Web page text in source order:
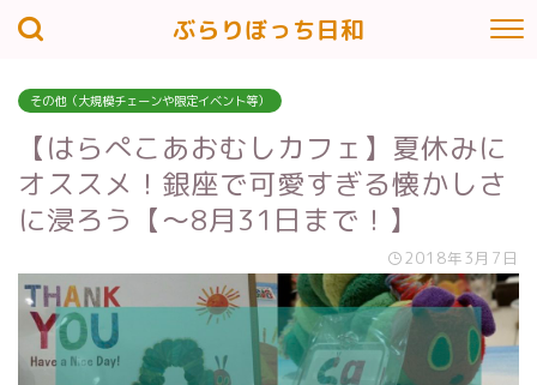
ぶらりぼっち日和
その他（大規模チェーンや限定イベント等）
【はらぺこあおむしカフェ】夏休みに
オススメ！銀座で可愛すぎる懐かしさ
に浸ろう【〜8月31日まで！】
2018年3月7日